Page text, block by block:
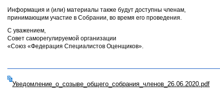
Информация и (или) материалы также будут доступны членам,
принимающим участие в Собрании, во время его проведения.
С уважением,
Совет саморегулируемой организации
«Союз «Федерация Специалистов Оценщиков».
Уведомление_о_созыве_общего_собрания_членов_26.06.2020.pdf